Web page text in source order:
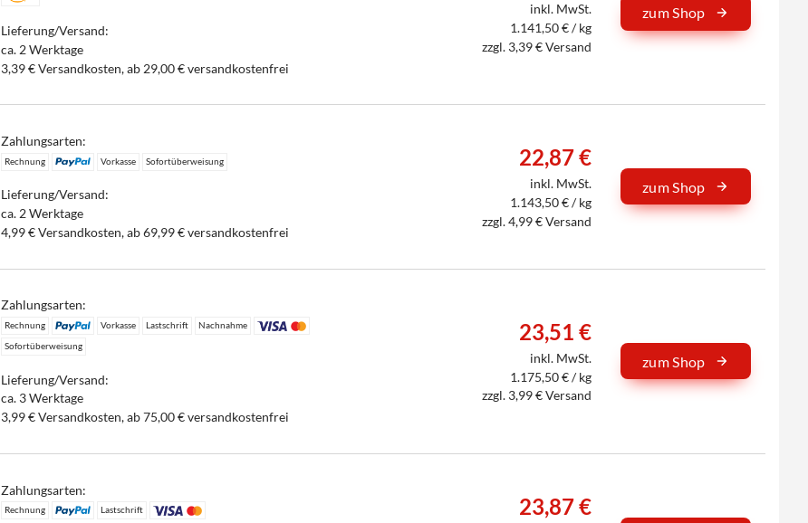
Lieferung/Versand:
ca. 2 Werktage
3,39 € Versandkosten, ab 29,00 € versandkostenfrei
inkl. MwSt.
1.141,50 € / kg
zzgl. 3,39 € Versand
zum Shop
Zahlungsarten:
Rechnung Vorkasse Sofortüberweisung
Lieferung/Versand:
ca. 2 Werktage
4,99 € Versandkosten, ab 69,99 € versandkostenfrei
22,87 €
inkl. MwSt.
1.143,50 € / kg
zzgl. 4,99 € Versand
zum Shop
Zahlungsarten:
Rechnung Vorkasse Lastschrift
Nachnahme
Sofortüberweisung
Lieferung/Versand:
ca. 3 Werktage
3,99 € Versandkosten, ab 75,00 € versandkostenfrei
23,51 €
inkl. MwSt.
1.175,50 € / kg
zzgl. 3,99 € Versand
zum Shop
Zahlungsarten:
Rechnung Lastschrift 23,87 €